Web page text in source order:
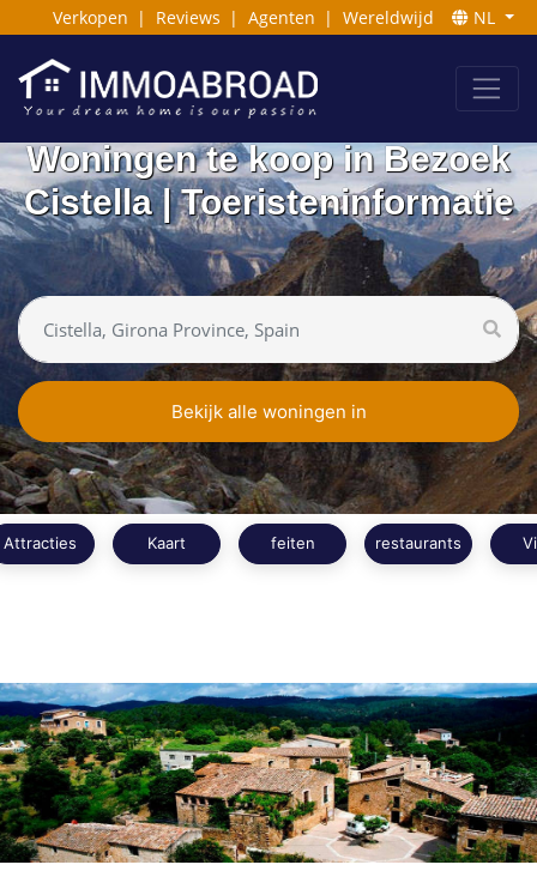
Verkopen | Reviews | Agenten | Wereldwijd NL
Woningen te koop in Bezoek
Cistella | Toeristeninformatie
Bekijk alle woningen in
Attracties Kaart feiten restaurants